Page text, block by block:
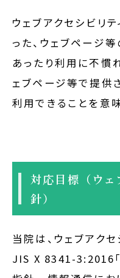
ウェブアクセシビリ
った、ウェブページ
あったり利用に不慣
ェブページ等で提供
利用できることを意味
対応目標（ウェ
針）
当院は、ウェブアク
JIS X 8341-3:2016